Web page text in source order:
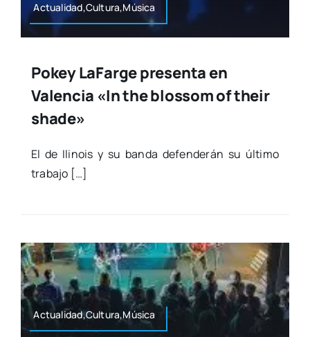
Actualidad,Cultura,Música
Pokey LaFarge presenta en
Valencia «In the blossom of their
shade»
El de Ili­nois y su ban­da defen­de­rán su últi­mo
tra­ba­jo […]
Actualidad,Cultura,Música